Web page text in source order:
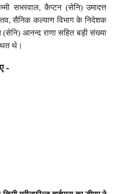
सभरवाल, कैप्टन (सेनि) उमादत्त
सैनिक कल्याण विभाग के निदेशक
आनन्द राणा सहित बड़ी संख्या
थे।
-